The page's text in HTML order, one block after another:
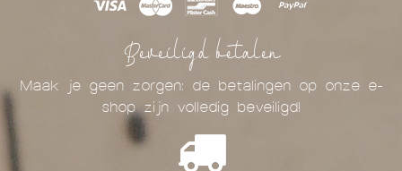
Beveiligd betalen
Maak je geen zorgen: de betalingen op onze e-
shop zijn volledig beveiligd!